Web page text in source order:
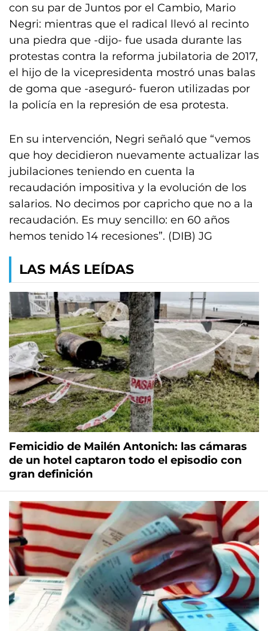
con su par de Juntos por el Cambio, Mario
Negri: mientras que el radical llevó al recinto
una piedra que -dijo- fue usada durante las
protestas contra la reforma jubilatoria de 2017,
el hijo de la vicepresidenta mostró unas balas
de goma que -aseguró- fueron utilizadas por
la policía en la represión de esa protesta.
En su intervención, Negri señaló que “vemos
que hoy decidieron nuevamente actualizar las
jubilaciones teniendo en cuenta la
recaudación impositiva y la evolución de los
salarios. No decimos por capricho que no a la
recaudación. Es muy sencillo: en 60 años
hemos tenido 14 recesiones”. (DIB) JG
LAS MÁS LEÍDAS
Femicidio de Mailén Antonich: las cámaras
de un hotel captaron todo el episodio con
gran definición